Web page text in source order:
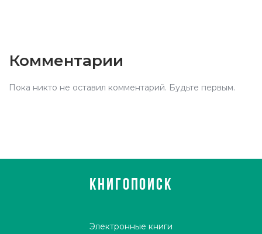
Комментарии
Пока никто не оставил комментарий. Будьте первым.
КНИГОПОИСК
Электронные книги